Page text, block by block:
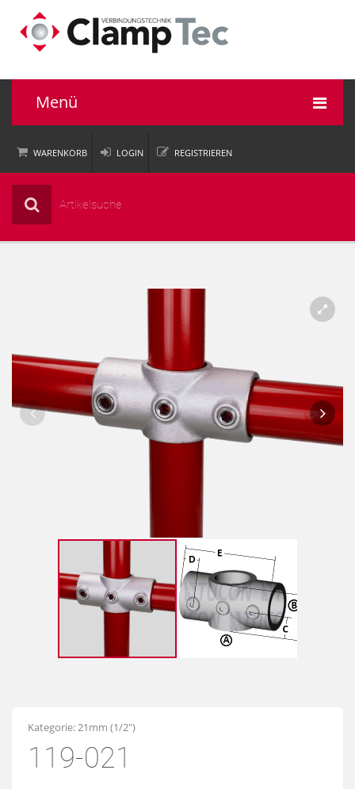
Menü
Einsatzbereiche
WARENKORB LOGIN REGISTRIEREN
Kategorie:21mm (1/2")
119-021